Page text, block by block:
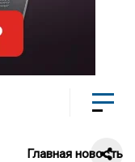
Главная новость